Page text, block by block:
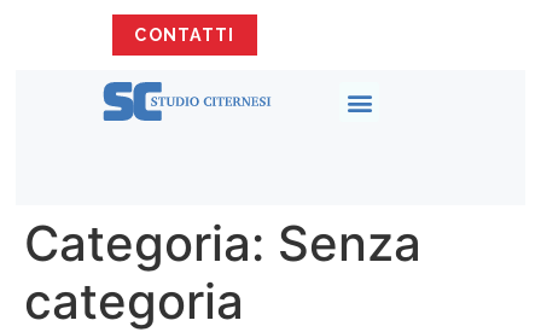
CONTATTI
Categoria: Senza
categoria